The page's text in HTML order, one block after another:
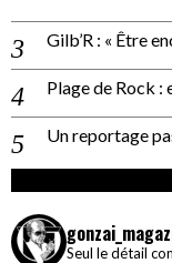
Gilb’R : « Être
Plage de Rock :
Un reportage
Seul le détail